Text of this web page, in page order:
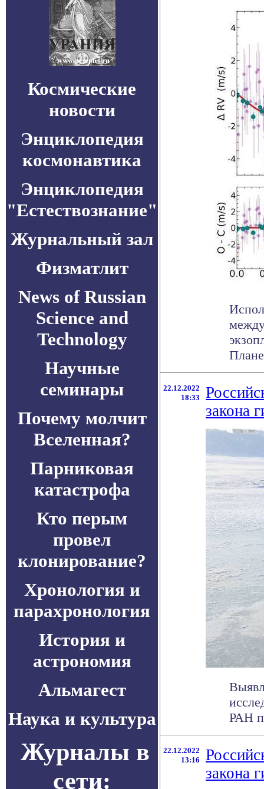
Космические
новости
Энциклопедия
космонавтика
Энциклопедия
"Естествознание"
Журнальный зал
Физматлит
News of Russian
Science and
Technology
Научные
семинары
Почему молчит
Вселенная?
Парниковая
катастрофа
Кто перым
провел
клонирование?
Хронология и
парахронология
История и
астрономия
Альмагест
Наука и культура
Журналы в
сети:
22.12.2022
18:33
закона
РАН
22.12.2022
13:16
закона